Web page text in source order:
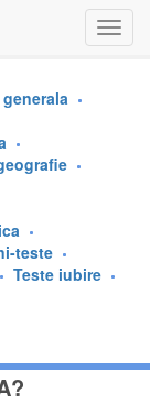
teste
Teste iubire